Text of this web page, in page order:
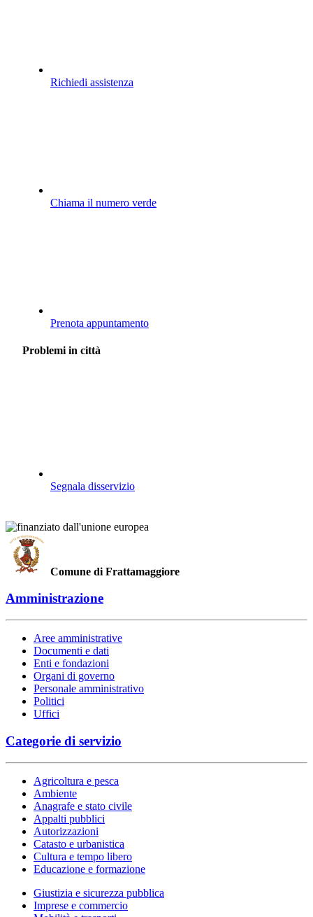
Richiedi assistenza
Chiama il numero verde
Prenota appuntamento
Problemi in città
Segnala disservizio
Comune di Frattamaggiore
Amministrazione
Aree amministrative
Documenti e dati
Enti e fondazioni
Organi di governo
Personale amministrativo
Politici
Uffici
Categorie di servizio
Agricoltura e pesca
Ambiente
Anagrafe e stato civile
Appalti pubblici
Autorizzazioni
Catasto e urbanistica
Cultura e tempo libero
Educazione e formazione
Giustizia e sicurezza pubblica
Imprese e commercio